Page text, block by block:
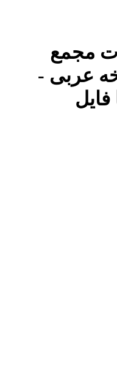
مجمع
عربی -
فایل